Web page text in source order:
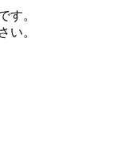
す。
い。